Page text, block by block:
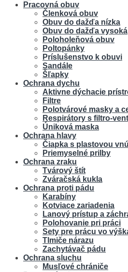
Pracovná obuv
Členková obuv
Obuv do dažďa nízka
Obuv do dažďa vysoká
Poloholeňová obuv
Poltopánky
Príslušenstvo k obuvi
Sandále
Šľapky
Ochrana dychu
Aktivne dýchacie
Filtre
Polotvárové masky a
Respirátory s filtro-
Úniková maska
Ochrana hlavy
Čiapka s plastovou
Priemyselné prilby
Ochrana zraku
Tvárový štít
Zváračská kukla
Ochrana proti pádu
Karabíny
Kotviace zariadenia
Lanový prístup a
Polohovanie pri práci
Sety pre prácu vo
Tlmiče nárazu
Zachytávač pádu
Ochrana sluchu
Musľové chrániče